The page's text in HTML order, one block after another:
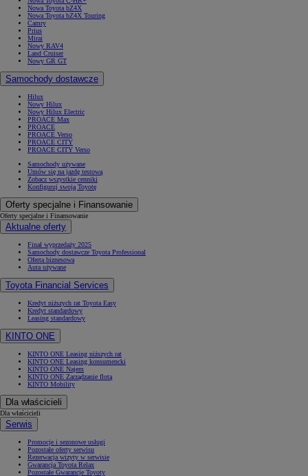
Nowa Toyota bZ4X
Nowa Toyota bZ4X Touring
Camry
Prius
Mirai
Nowy RAV4
Land Cruiser
Nowy GR GT
Samochody dostawcze
Hilux
Nowy Hilux
Nowy Hilux Electric
PROACE Max
PROACE
PROACE Verso
PROACE CITY
PROACE CITY Verso
Samochody używane
Umów się na jazdę testową
Zobacz wszystkie cenniki
Konfiguruj swoją Toyotę
Oferty specjalne i Finansowanie
Oferty specjalne i Finansowanie
Aktualne oferty
Finał wyprzedaży 2025
Samochody dostawcze Toyota Professional
Oferta biznesowa
Auta używane
Toyota Financial Services
Kredyt niższych rat Toyota Easy
Kredyt standardowy
Leasing standardowy
KINTO ONE
KINTO ONE Leasing niższych rat
KINTO ONE Leasing konsumencki
KINTO ONE Najem
KINTO ONE Zarządzanie flotą
KINTO Mobility
Dla właścicieli
Dla właścicieli
Serwis
Promocje i sezonowe usługi
Pozostałe oferty serwisu
Rezerwacja wizyty w serwisie
Gwarancja Toyota Relax
Pozostałe Gwarancje Toyoty